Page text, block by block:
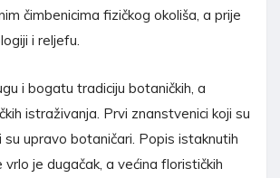
čimbenicima fizičkog okoliša, a prije
i reljefu.
i bogatu tradiciju botaničkih, a
istraživanja. Prvi znanstvenici koji su
su upravo botaničari. Popis istaknutih
vrlo je dugačak, a većina florističkih